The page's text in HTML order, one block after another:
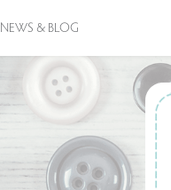
NEWS & BLOG